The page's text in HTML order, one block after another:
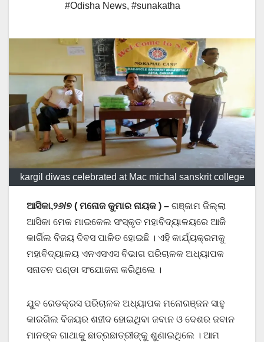
#Odisha News, #sunakatha
kargil diwas celebrated at Mac michal sanskrit college
ଆସିକା,୨୬/୭ ( ମନୋଜ କୁମାର ନାୟକ ) – ଗଞ୍ଜାମ ଜିଲ୍ଲା
ଆସିକା ମେକ ମାଇକେଲ ସଂସ୍କୃତ ମହାବିଦ୍ୟାଳୟରେ ଆଜି
କାର୍ଗିଲ ବିଜୟ ଦିବସ ପାଳିତ ହୋଇଛି । ଏହି କାର୍ଯ୍ୟକ୍ରମକୁ
ମହାବିଦ୍ୟାଳୟ ଏନଏସଏସ ବିଭାଗ ପରିଚାଳକ ଅଧ୍ୟାପକ
ସନାତନ ପଣ୍ଡା ସଂଯୋଜନା କରିଥିଲେ ।
ଯୁବ ରେଡକ୍ରସ ପରିଚାଳକ ଅଧ୍ୟାପକ ମନୋରଞ୍ଜନ ସାହୁ
କାରଗିଲ ବିଜୟର ଶହୀଦ ହୋଇଥିବା ଜବାନ ଓ ଦେଶର ଜବାନ
ମାନଙ୍କ ଗାଥାକୁ ଛାତ୍ରଛାତ୍ରୀଙ୍କୁ ଶୁଣାଇଥିଲେ । ଆମ